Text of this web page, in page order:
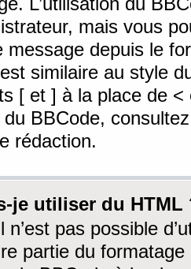
mais vous
message depuis le
similaire au style
[ et ] à la place de <
du BBCode,
rédaction.
je utiliser du HTML
n’est pas possible
partie du